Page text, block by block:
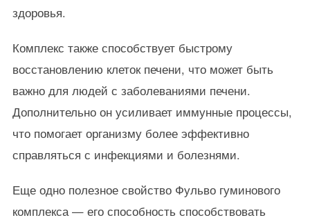
здоровья.
Комплекс также способствует быстрому
восстановлению клеток печени, что может быть
важно для людей с заболеваниями печени.
Дополнительно он усиливает иммунные процессы,
что помогает организму более эффективно
справляться с инфекциями и болезнями.
Еще одно полезное свойство Фульво гуминового
комплекса — его способность способствовать